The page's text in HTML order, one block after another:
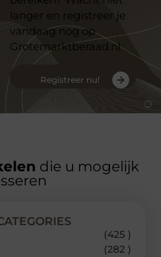
langer en registreer je
vandaag nog op
Grotemarktberaad.nl
Registreer nu!
die u mogelijk
(425 )
(282 )